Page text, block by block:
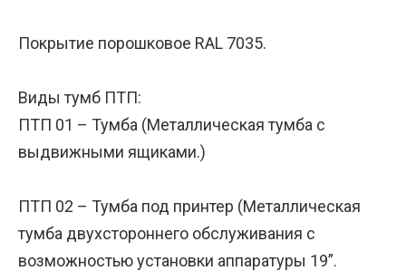
Покрытие порошковое RAL 7035.
Виды тумб ПТП:
ПТП 01 – Тумба (Металлическая тумба с
выдвижными ящиками.)
ПТП 02 – Тумба под принтер (Металлическая
тумба двухстороннего обслуживания с
возможностью установки аппаратуры 19”.